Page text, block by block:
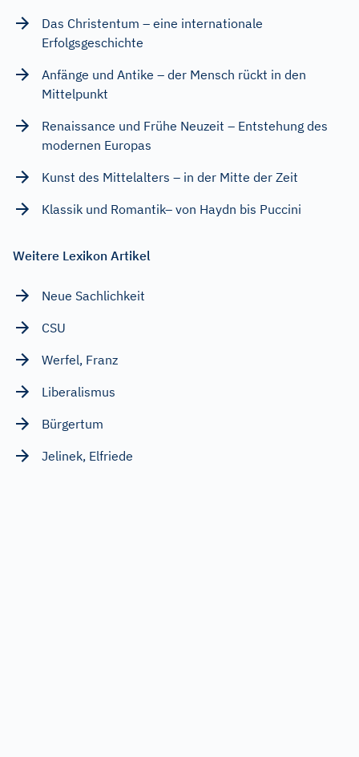
Das Christentum – eine internationale
Erfolgsgeschichte
Anfänge und Antike – der Mensch rückt in den
Mittelpunkt
Renaissance und Frühe Neuzeit – Entstehung des
modernen Europas
Kunst des Mittelalters – in der Mitte der Zeit
Klassik und Romantik– von Haydn bis Puccini
Weitere Lexikon Artikel
Neue Sachlichkeit
CSU
Werfel, Franz
Liberalismus
Bürgertum
Jelinek, Elfriede